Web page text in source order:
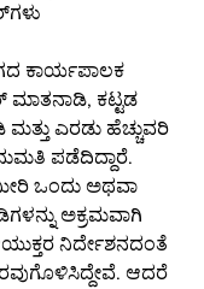
ಕಾರ್ಯಪಾಲಕ
ಕಟ್ಟಡ
ಎರಡು ಹೆಚ್ಚುವರಿ
ಪಡೆದಿದ್ದಾರೆ.
ಒಂದು ಅಥವಾ
ಅಕ್ರಮವಾಗಿ
ನಿರ್ದೇಶನದಂತೆ
ಆದರೆ